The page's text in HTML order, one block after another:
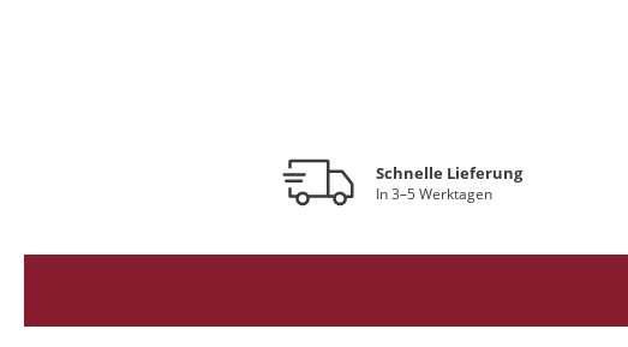
Schnelle Lieferung
In 3–5 Werktagen